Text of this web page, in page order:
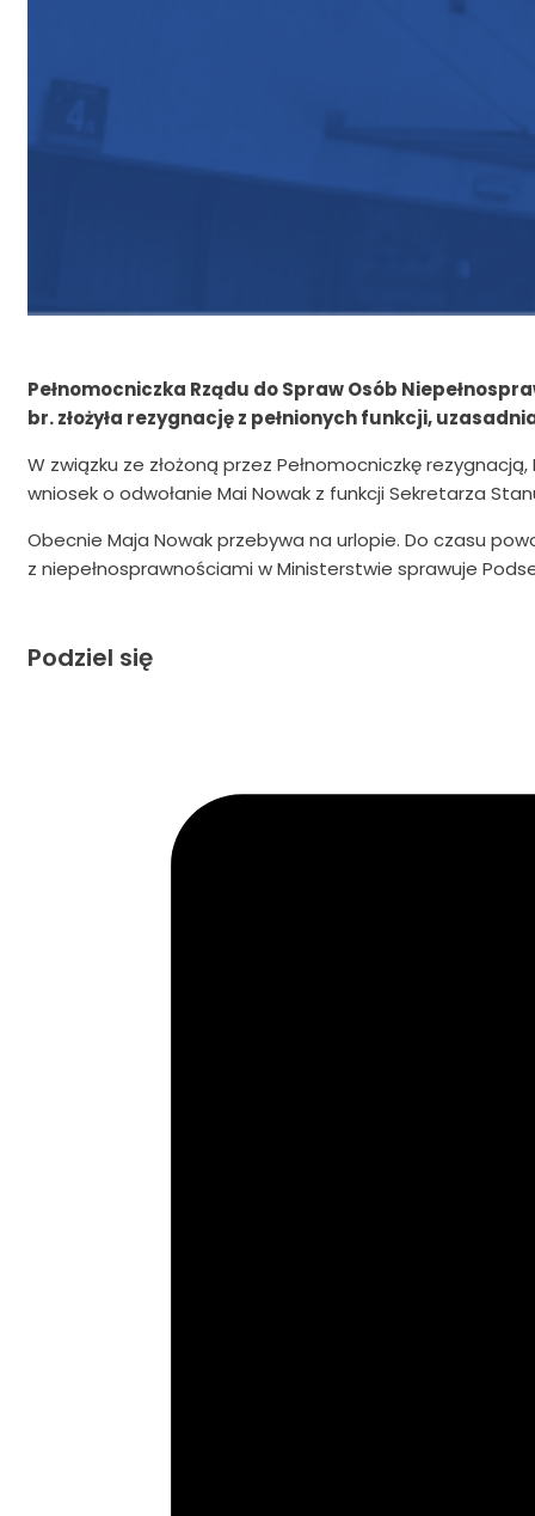
Pełnomocniczka Rządu do Spraw Osób
br. złożyła rezygnację z pełnionych funkcji,
W związku ze złożoną przez Pełnomocniczkę
wniosek o odwołanie Mai Nowak z funkcji Sekretarza
Obecnie Maja Nowak przebywa na urlopie. Do czasu
z niepełnosprawnościami w Ministerstwie sprawuje
Podziel się